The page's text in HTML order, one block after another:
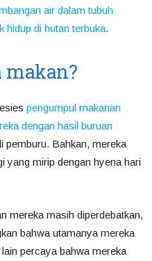
air dalam tubuh
hidup di hutan terbuka.
makan?
pengumpul makanan
dengan hasil buruan
pemburu. Bahkan, mereka
yang mirip dengan hyena hari
mereka masih diperdebatkan,
bahwa utamanya mereka
percaya bahwa mereka